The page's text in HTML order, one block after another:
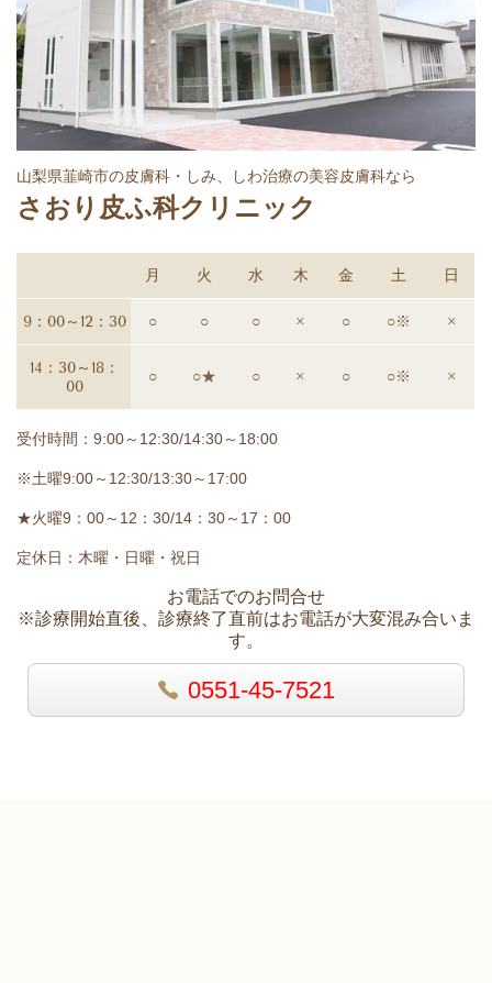
山梨県韮崎市の皮膚科・しみ、しわ治療の美容皮膚科なら
さおり皮ふ科クリニック
月 火 水 木 金 土 日
9：00～12：30 ○ ○ ○ × ○ ○※ ×
14：30～18：
00
○ ○★ ○ × ○ ○※ ×
受付時間：9:00～12:30/14:30～18:00
※土曜9:00～12:30/13:30～17:00
★火曜9：00～12：30/14：30～17：00
定休日：木曜・日曜・祝日
お電話でのお問合せ
※診療開始直後、診療終了直前はお電話が大変混み合いま
す。
0551-45-7521